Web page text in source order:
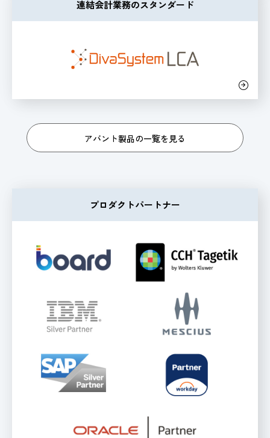
連結会計業務のスタンダード
アバント製品の一覧を見る
プロダクトパートナー